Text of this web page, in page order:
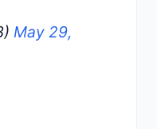
May 29,